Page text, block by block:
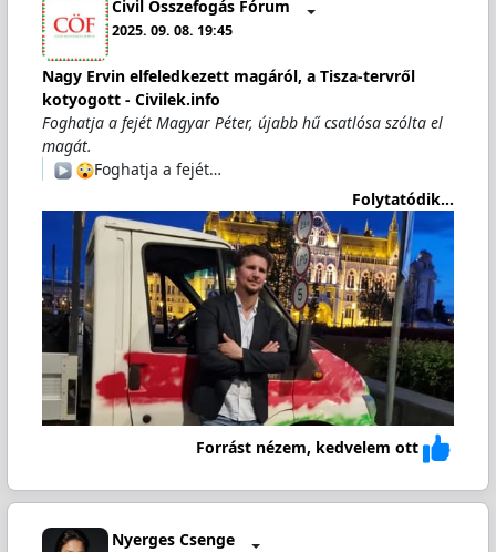
Civil Összefogás Fórum
2025. 09. 08. 19:45
Nagy Ervin elfeledkezett magáról, a Tisza-tervről
kotyogott - Civilek.info
Foghatja a fejét Magyar Péter, újabb hű csatlósa szólta el
magát.
️
Foghatja a fejét…
Folytatódik...
Forrást nézem, kedvelem ott
Nyerges Csenge